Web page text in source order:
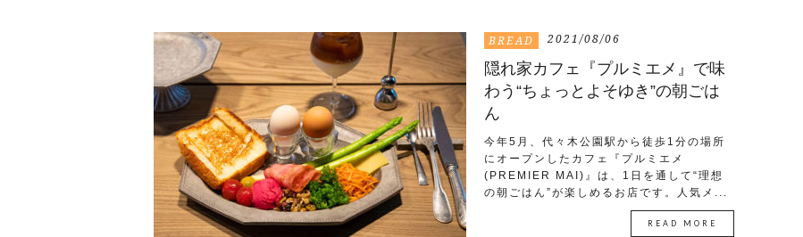
BREAD 2021/08/06
隠れ家カフェ『プルミエメ』で味
わう“ちょっとよそゆき”の朝ごは
ん
今年5月、代々木公園駅から徒歩1分の場所
にオープンしたカフェ『プルミエメ
(PREMIER MAI)』は、1日を通して“理想
の朝ごはん”が楽しめるお店です。人気メ...
READ MORE